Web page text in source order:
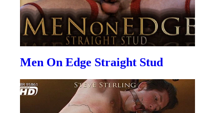
Men On Edge Straight Stud